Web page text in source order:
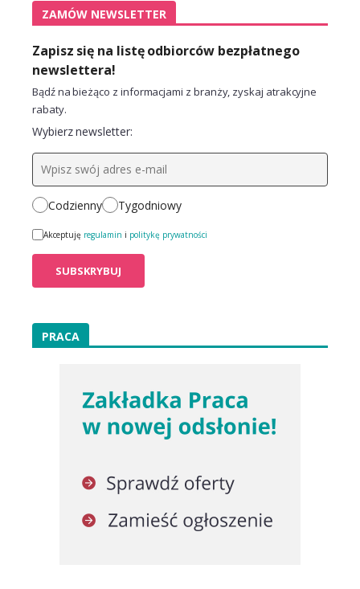
ZAMÓW NEWSLETTER
Zapisz się na listę odbiorców bezpłatnego
newslettera!
Bądź na bieżąco z informacjami z branży, zyskaj atrakcyjne
rabaty.
Wybierz newsletter:
Codzienny Tygodniowy
Akceptuję regulamin i politykę prywatności
PRACA